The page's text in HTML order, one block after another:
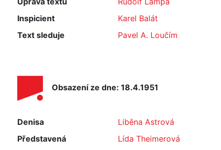
Inspicient
Karel Balát
Text sleduje
Pavel A. Loučím
Obsazení ze dne: 18.4.1951
Denisa
Liběna Astrová
Představená
Lída Theimerová